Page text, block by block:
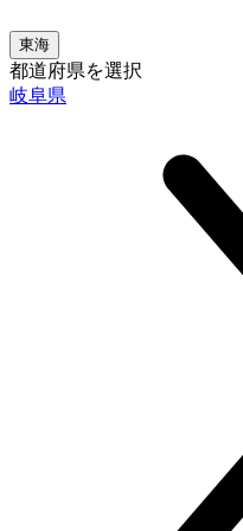
東海
都道府県を選択
岐阜県